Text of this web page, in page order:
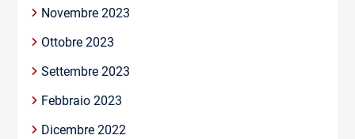
Novembre 2023
Ottobre 2023
Settembre 2023
Febbraio 2023
Dicembre 2022